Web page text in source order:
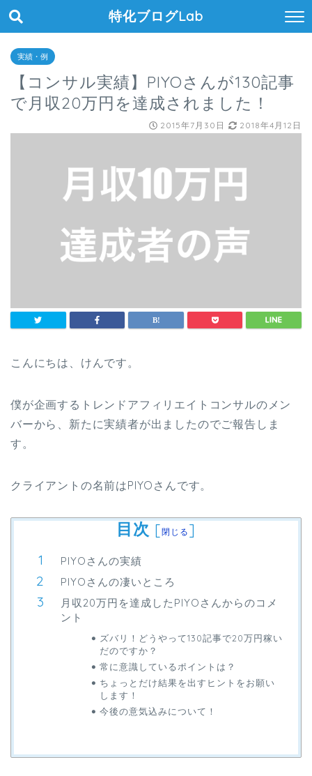
特化ブログLab
実績・例
【コンサル実績】PIYOさんが130記事
で月収20万円を達成されました！
2015年7月30日 2018年4月12日
こんにちは、けんです。
僕が企画するトレンドアフィリエイトコンサルのメン
バーから、新たに実績者が出ましたのでご報告しま
す。
クライアントの名前はPIYOさんです。
目次 [閉じる ]
PIYOさんの実績
PIYOさんの凄いところ
月収20万円を達成したPIYOさんからのコメ
ント
ズバリ！どうやって130記事で20万円稼い
だのですか？
常に意識しているポイントは？
ちょっとだけ結果を出すヒントをお願い
します！
今後の意気込みについて！